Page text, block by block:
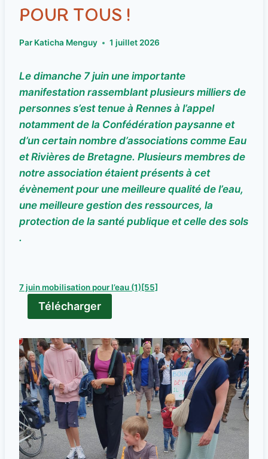
POUR TOUS !
Par Katicha Menguy 1 juillet 2026
Le dimanche 7 juin une importante
manifestation rassemblant plusieurs milliers de
personnes s’est tenue à Rennes à l’appel
notamment de la Confédération paysanne et
d’un certain nombre d’associations comme Eau
et Rivières de Bretagne. Plusieurs membres de
notre association étaient présents à cet
évènement pour une meilleure qualité de l’eau,
une meilleure gestion des ressources, la
protection de la santé publique et celle des sols
.
7 juin mobilisation pour l’eau (1)[55]
Télécharger